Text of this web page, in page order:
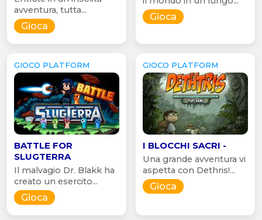
avventura, tutta...
Gioca
Gioca
GIOCO PLATFORM
BATTLE FOR
SLUGTERRA
Il malvagio Dr. Blakk ha
creato un esercito...
Gioca
GIOCO PLATFORM
I BLOCCHI SACRI -
Una grande avventura vi
aspetta con Dethris!...
Gioca